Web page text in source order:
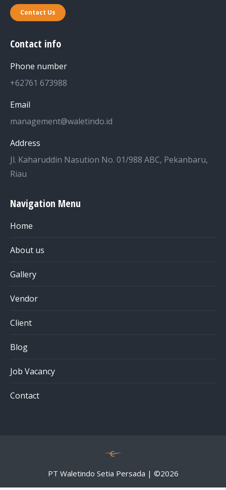
Contact Us
Contact info
Phone number
+62761 673988
Email
management@waletindo.id
Address
Jl. Kaharuddin Nasution No. 01/988 ABC, Pekanbaru,
Riau
Navigation Menu
Home
About us
Gallery
Vendor
Client
Blog
Job Vacancy
Contact
PT Waletindo Setia Persada | ©2026